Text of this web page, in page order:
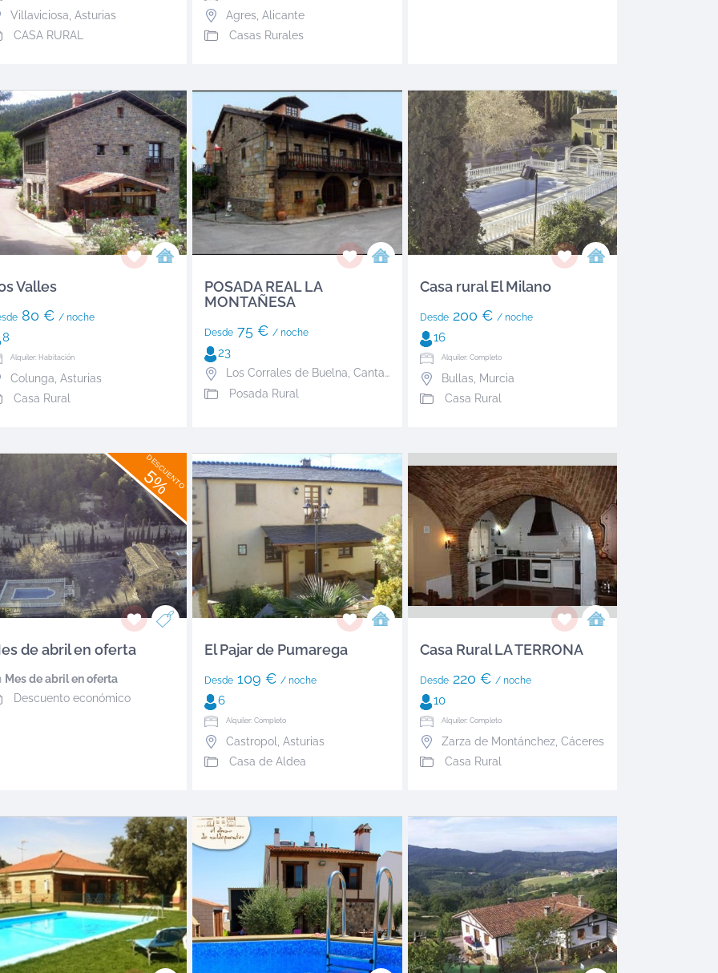
Villaviciosa Asturias
CASA RURAL
Agres, Alicante
Casas Rurales
Valles
80 € / noche
8
Alquiler: Habitación
Colunga Asturias
Casa Rural
POSADA REAL LA
MONTAÑESA
Desde75 € / noche
23
Los Corrales de Buelna, Cantabria
Posada Rural
Casa rural El Milano
Desde200 € / noche
16
Alquiler: Completo
Bullas, Murcia
Casa Rural
DESCUENTO
5%
de abril en oferta
Mes de abril en oferta
Descuento económico
El Pajar de Pumarega
Desde109 € / noche
6
Alquiler: Completo
Castropol
Asturias
Casa de Aldea
Casa Rural LA TERRONA
Desde220 € / noche
10
Alquiler: Completo
Zarza de Montánchez, Cáceres
Casa Rural